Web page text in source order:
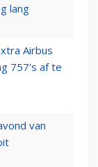
lang
Airbus
757's af te
van